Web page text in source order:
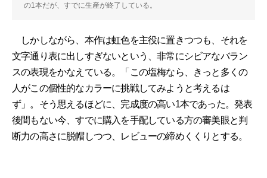
の1本だが、すでに生産が終了している。
しかしながら、本作は虹色を主役に置きつつも、それを
文字通り表に出しすぎないという、非常にシビアなバラン
スの表現をかなえている。「この塩梅なら、きっと多くの
人がこの個性的なカラーに挑戦してみようと考えるは
ず」。そう思えるほどに、完成度の高い1本であった。発表
後間もない今、すでに購入を手配している方の審美眼と判
断力の高さに脱帽しつつ、レビューの締めくくりとする。